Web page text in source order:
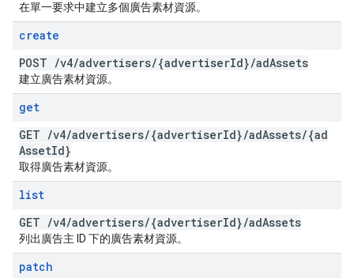
在單一要求中建立多個廣告素材資源。
create
POST /v4/advertisers/{advertiserId}/adAssets
建立廣告素材資源。
get
GET /v4/advertisers/{advertiserId}/adAssets/{ad
AssetId}
取得廣告素材資源。
list
GET /v4/advertisers/{advertiserId}/adAssets
列出廣告主 ID 下的廣告素材資源。
patch